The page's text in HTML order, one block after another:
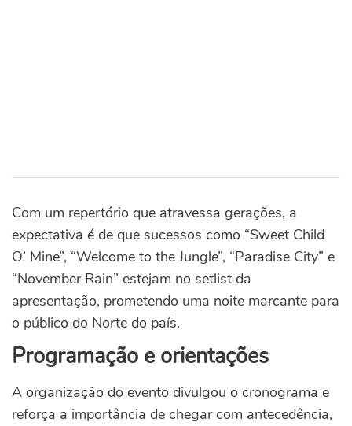
Com um repertório que atravessa gerações, a
expectativa é de que sucessos como “Sweet Child
O’ Mine”, “Welcome to the Jungle”, “Paradise City” e
“November Rain” estejam no setlist da
apresentação, prometendo uma noite marcante para
o público do Norte do país.
Programação e orientações
A organização do evento divulgou o cronograma e
reforça a importância de chegar com antecedência,